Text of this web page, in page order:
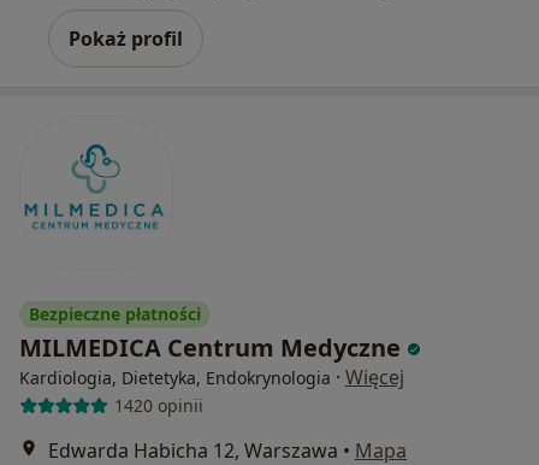
Pokaż profil
Bezpieczne płatności
MILMEDICA Centrum Medyczne
Kardiologia, Dietetyka, Endokrynologia · Więcej
1420 opinii
Edwarda Habicha 12, Warszawa • Mapa